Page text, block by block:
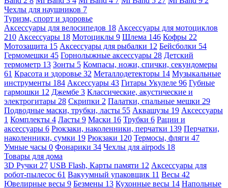
Чехлы для наушников 7
Туризм, спорт и здоровье
Аксессуары для велосипедов 18 Аксессуары для мотоциклов
210 Аксессуары 18 Мотоциклы 9 Шлема 146 Кофры 22
Мотозащита 15 Аксессуары для рыбалки 12 Бейсболки 54
Гермомешки 45 Горнолыжные аксессуары 28 Детский
термометр 13 Зонты 5 Компасы, ножи, спички, секундомеры
61 Красота и здоровье 32 Металлодетекторы 14 Музыкальные
инструменты 184 Аксессуары 43 Гитары Укулеле 96 Губные
гармошки 12 Джембе 3 Классические, акустические и
электрогитары 28 Скрипки 2 Палатки, спальные мешки 29
Подводные маски, трубки, ласты 55 Аквашузы 19 Аксессуары
1 Комплекты 4 Ласты 9 Маски 16 Трубки 6 Рации и
аксессуары 6 Рюкзаки, наколенники, перчатки 139 Перчатки,
наколенники, сумки 19 Рюкзаки 120 Термосы, фляги 47
Умные часы 0 Фонарики 34 Чехлы для airpods 18
Товары для дома
3D Ручки 27 USB Flash, Карты памяти 12 Аксессуары для
робот-пылесос 61 Вакуумный упаковщик 11 Весы 42
Ювелирные весы 9 Безмены 13 Кухонные весы 14 Напольные